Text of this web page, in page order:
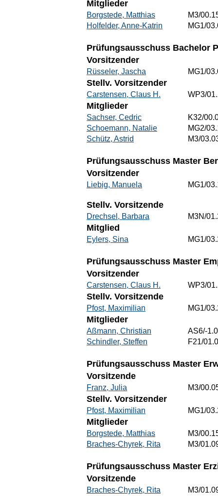
Mitglieder
Borgstede, Matthias
M3/
Holfelder, Anne-Katrin
MG1/
Prüfungsausschuss Bachelor
Vorsitzender
Rüsseler, Jascha MG1/
Stellv. Vorsitzender
Carstensen, Claus H. WP3/
Mitglieder
Sachser, Cedric
K32/
Schoemann, Natalie
MG2/
Schütz, Astrid
M3/
Prüfungsausschuss Master
Vorsitzender
Liebig, Manuela MG1/
Stellv. Vorsitzende
Drechsel, Barbara M3N/
Mitglied
Eylers, Sina MG1/
Prüfungsausschuss Master
Vorsitzender
Carstensen, Claus H. WP3/
Stellv. Vorsitzende
Pfost, Maximilian MG1/
Mitglieder
Aßmann, Christian
AS6/-
Schindler, Steffen
F21/
Prüfungsausschuss Master
Vorsitzende
Franz, Julia M3/
Stellv. Vorsitzender
Pfost, Maximilian MG1/
Mitglieder
Borgstede, Matthias
M3/
Braches-Chyrek, Rita
M3/
Prüfungsausschuss Master
Vorsitzende
Braches-Chyrek, Rita M3/